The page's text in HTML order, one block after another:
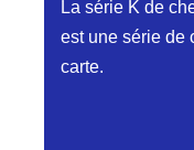
La série K de
est une série de
carte.